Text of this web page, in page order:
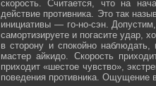
скорость. Считается, что на
действие противника. Это так
инициативы — го-но-сэн.
самортизируете и погасите удар,
в сторону и спокойно
мастер айкидо. Скорость
приходит «шестое чувство»,
поведения противника. Ощущение